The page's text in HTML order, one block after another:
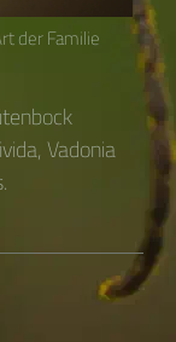
der Familie
Vadonia